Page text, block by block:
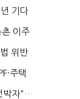
기다
이주
위반
주택
박자"…